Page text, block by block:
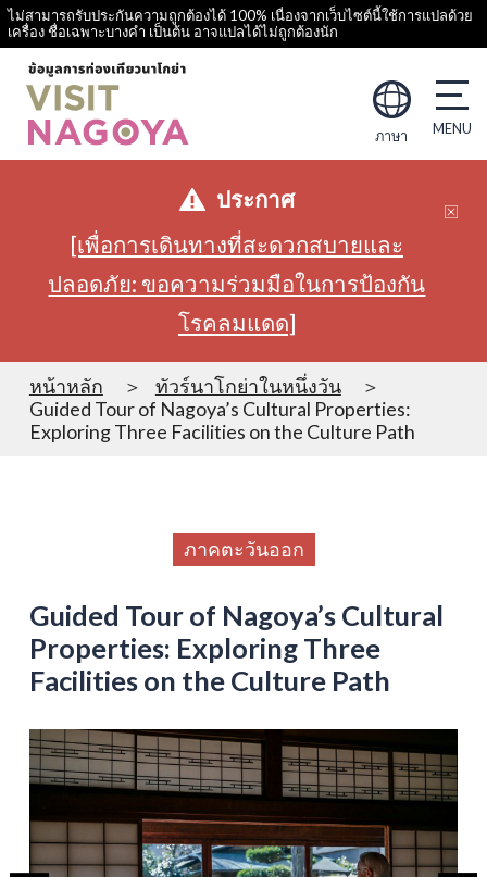
ไม่สามารถรับประกันความถูกต้องได้ 100% เนื่องจากเว็บไซต์นี้ใช้การแปลด้วย
เครื่อง ชื่อเฉพาะบางคำ เป็นต้น อาจแปลได้ไม่ถูกต้องนัก
ภาษา
ประกาศ
[เพื่อการเดินทางที่สะดวกสบายและ
ปลอดภัย: ขอความร่วมมือในการป้องกัน
โรคลมแดด]
หน้าหลัก
ทัวร์นาโกย่าในหนึ่งวัน
Guided Tour of Nagoya’s Cultural Properties:
Exploring Three Facilities on the Culture Path
ภาคตะวันออก
Guided Tour of Nagoya’s Cultural
Properties: Exploring Three
Facilities on the Culture Path